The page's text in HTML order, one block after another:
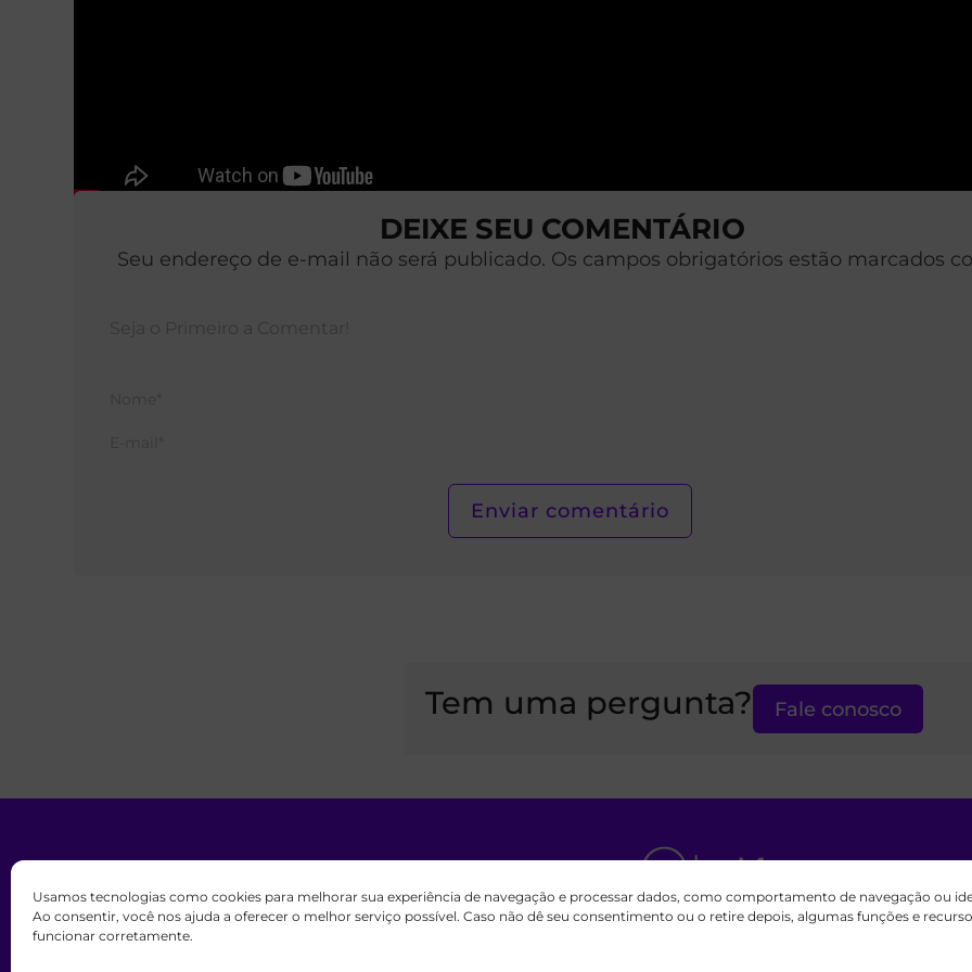
Usamos tecnologias como cookies para melhorar sua experiência de navegação e processar dados, como comportamento de navegação ou
Ao consentir, você nos ajuda a oferecer o melhor serviço possível. Caso não dê seu consentimento ou o retire depois, algumas funções e
funcionar corretamente.
DEIXE SEU COMENTÁRIO
Seu endereço de e-mail não será publicado. Os campos obrigatórios estão marcados
Tem uma pergunta? Fale conosco
Todos os direitos reservados. maisfe.org é um esforço internacional